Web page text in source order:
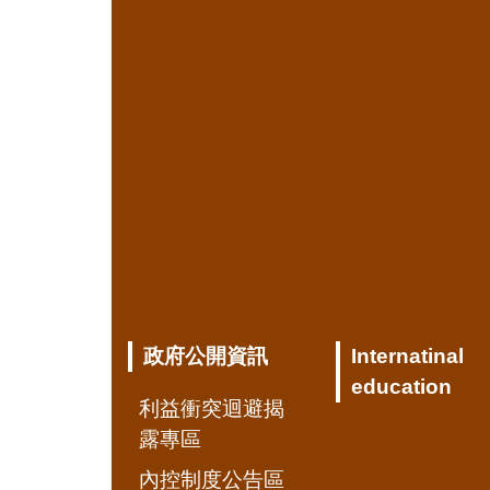
政府公開資訊
利益衝突迴避揭
露專區
內控制度公告區
Internatinal
education